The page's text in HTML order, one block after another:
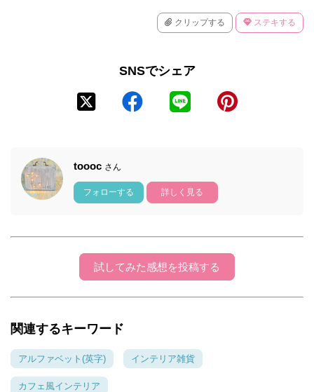
クリップする ステキする
SNSでシェア
toooc さん
フォローする 詳しく見る
試してみた感想を投稿する
関連するキーワード
アルファベット(英字) インテリア雑貨
カフェ風インテリア